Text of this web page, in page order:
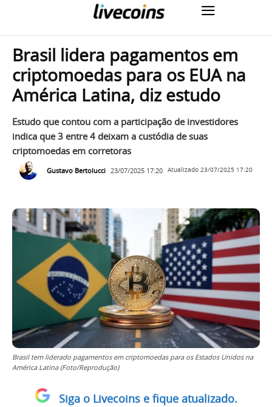
Brasil lidera pagamentos em
criptomoedas para os EUA na
América Latina, diz estudo
Estudo que contou com a participação de investidores
indica que 3 entre 4 deixam a custódia de suas
criptomoedas em corretoras
Gustavo Bertolucci 23/07/2025 17:20 Atualizado 23/07/2025 17:20
Brasil tem liderado pagamentos em criptomoedas para os Estados Unidos na
América Latina (Foto/Reprodução)
Siga o Livecoins e fique atualizado.